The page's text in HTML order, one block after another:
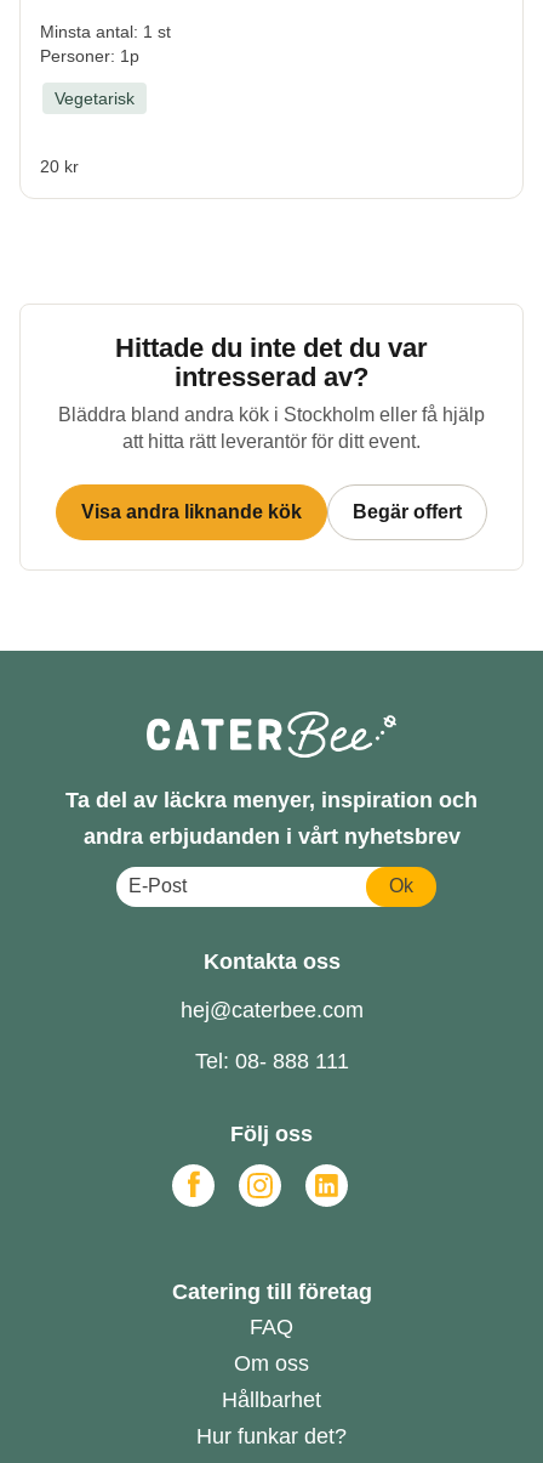
Minsta antal: 1 st
Personer: 1p
Vegetarisk
20 kr
Hittade du inte det du var
intresserad av?
Bläddra bland andra kök i Stockholm eller få hjälp
att hitta rätt leverantör för ditt event.
Visa andra liknande kök Begär offert
Ta del av läckra menyer, inspiration och
andra erbjudanden i vårt nyhetsbrev
Ok
Kontakta oss
hej@caterbee.com
Tel: 08- 888 111
Följ oss
Catering till företag
FAQ
Om oss
Hållbarhet
Hur funkar det?